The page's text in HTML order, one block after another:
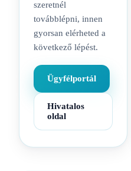
szeretnél
továbblépni, innen
gyorsan elérheted a
következő lépést.
Ügyfélportál
Hivatalos
oldal